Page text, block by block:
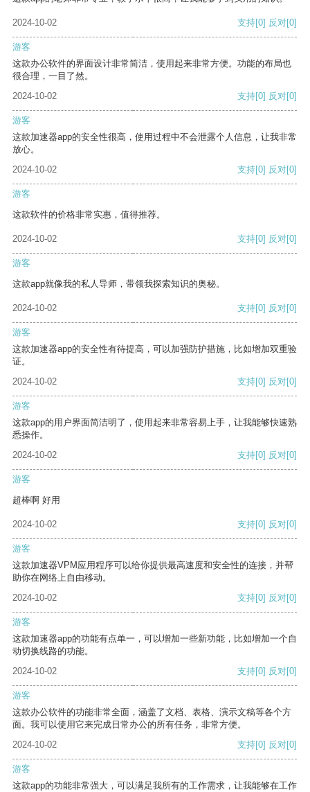
2024-10-02 支持[0] 反对[0]
游客
这款办公软件的界面设计非常简洁，使用起来非常方便。功能的布局也
很合理，一目了然。
2024-10-02
支持[0] 反对[0]
游客
这款加速器app的安全性很高，使用过程中不会泄露个人信息，让我非常
放心。
2024-10-02
支持[0] 反对[0]
游客
这款软件的价格非常实惠，值得推荐。
2024-10-02 支持[0] 反对[0]
游客
这款app就像我的私人导师，带领我探索知识的奥秘。
2024-10-02 支持[0] 反对[0]
游客
这款加速器app的安全性有待提高，可以加强防护措施，比如增加双重验
证。
2024-10-02
支持[0] 反对[0]
游客
这款app的用户界面简洁明了，使用起来非常容易上手，让我能够快速熟
悉操作。
2024-10-02
支持[0] 反对[0]
游客
超棒啊 好用
2024-10-02 支持[0] 反对[0]
游客
这款加速器VPM应用程序可以给你提供最高速度和安全性的连接，并帮
助你在网络上自由移动。
2024-10-02
支持[0] 反对[0]
游客
这款加速器app的功能有点单一，可以增加一些新功能，比如增加一个自
动切换线路的功能。
2024-10-02
支持[0] 反对[0]
游客
这款办公软件的功能非常全面，涵盖了文档、表格、演示文稿等各个方
面。我可以使用它来完成日常办公的所有任务，非常方便。
2024-10-02
支持[0] 反对[0]
游客
这款app的功能非常强大，可以满足我所有的工作需求，让我能够在工作